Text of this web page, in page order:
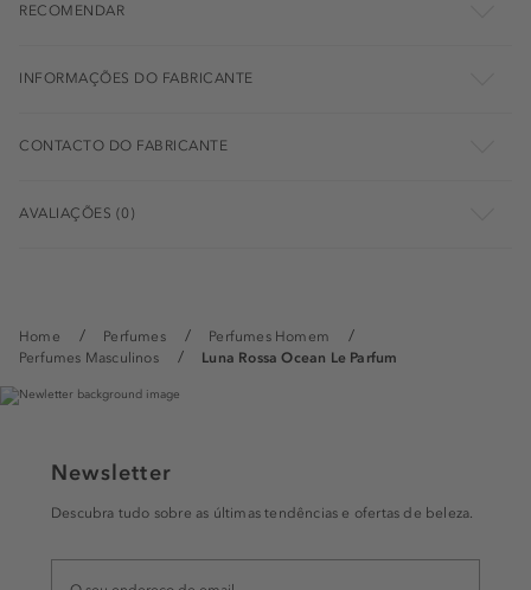
Home Perfumes
Perfumes Homem
Perfumes Masculinos
Luna Rossa Ocean Le Parfum
RECOMENDAR
INFORMAÇÕES DO FABRICANTE
CONTACTO DO FABRICANTE
AVALIAÇÕES (0)
Newsletter
Descubra tudo sobre as últimas tendências e ofertas de beleza.